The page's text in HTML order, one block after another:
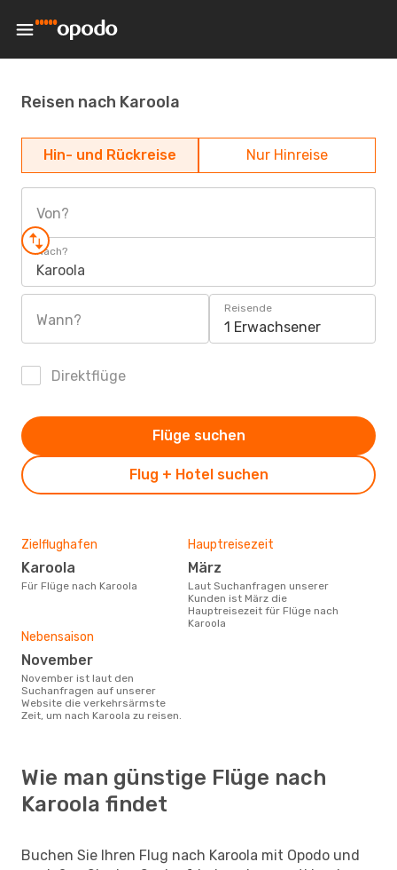
Reisen nach Karoola
Hin- und Rückreise Nur Hinreise
Von?
Nach?
Karoola
Wann?
Reisende
1 Erwachsener
Direktflüge
Flug + Hotel suchen
Flüge suchen
Zielflughafen
Karoola
Für Flüge nach Karoola
Hauptreisezeit
März
Laut Suchanfragen unserer
Kunden ist März die
Hauptreisezeit für Flüge nach
Karoola
Nebensaison
November
November ist laut den
Suchanfragen auf unserer
Website die verkehrsärmste
Zeit, um nach Karoola zu reisen.
Wie man günstige Flüge nach
Karoola findet
Buchen Sie Ihren Flug nach Karoola mit Opodo und